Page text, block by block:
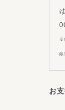
※
銀
お